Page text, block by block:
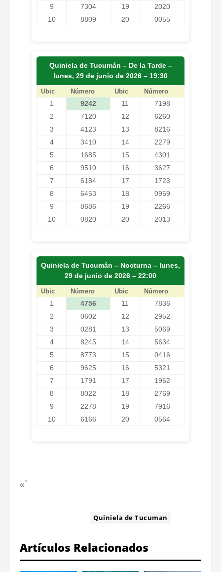
9 7304 19
2020
10
8809 20 0055
Quiniela de Tucumán – De la Tarde –
lunes, 29 de junio de 2026 – 19:30
Ubic Número Ubic Número
1 9242 11
7198
2
7120 12
6260
3
4123 13
8216
4
3410 14
2279
5
1685 15
4301
6
9510 16
3627
7
6184 17
1723
8
6453 18
0959
9
8686 19
2266
10
0820 20 2013
Quiniela de Tucumán – Nocturna – lunes,
29 de junio de 2026 – 22:00
Ubic Número Ubic Número
1 4756 11
7836
2
0602 12
2952
3
0281 13
5069
4
8245 14
5634
5
8773 15
0416
6
9625 16
5321
7
1791 17
1962
8
8022 18
2769
9
2278 19
7916
10
6166 20 0564
«`
Quiniela de Tucuman
Artículos Relacionados